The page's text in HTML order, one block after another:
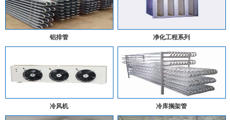
铝排管 净化工程系列
冷风机 冷库搁架管